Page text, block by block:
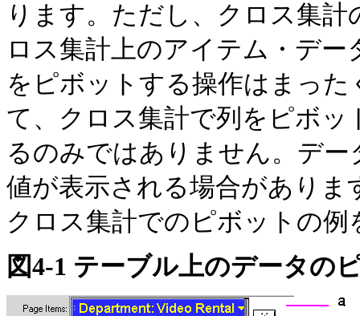
ります。ただし、クロス集
ロス集計上のアイテム・デ
をピボットする操作はまっ
て、クロス集計で列をピボ
るのみではありません。デ
値が表示される場合がありま
クロス集計でのピボットの例
図4-1 テーブル上のデータの